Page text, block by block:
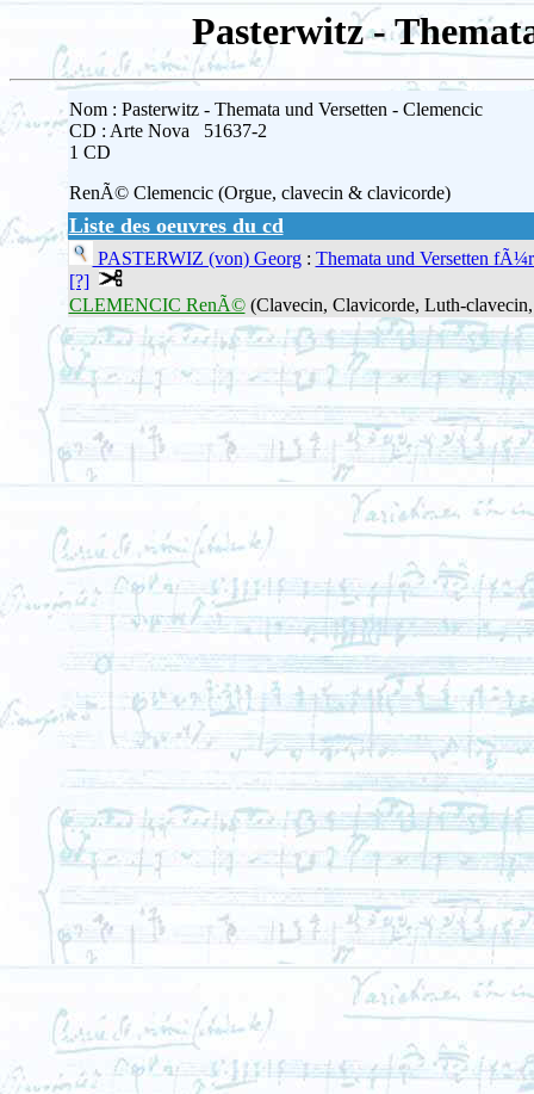
Pasterwitz -
Nom : Pasterwitz - Themata und Versetten - Clemencic
CD : Arte Nova 51637-2
1 CD
RenÃ© Clemencic (Orgue, clavecin & clavicorde)
Liste des oeuvres du cd
PASTERWIZ (von) Georg: Themata und Versetten
[?]
CLEMENCIC RenÃ©(Clavecin, Clavicorde, Luth-